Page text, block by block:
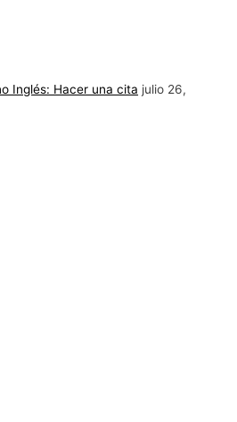
Inglés: Hacer una cita julio 26,